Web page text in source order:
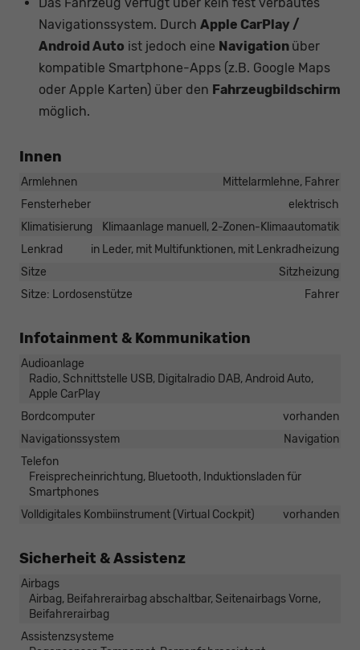
Das Fahrzeug verfügt über kein fest verbautes
Navigationssystem. Durch Apple CarPlay /
Android Auto ist jedoch eine Navigation über
kompatible Smartphone-Apps (z.B. Google Maps
oder Apple Karten) über den Fahrzeugbildschirm
möglich.
Innen
Armlehnen
Mittelarmlehne, Fahrer
Fensterheber
elektrisch
Klimatisierung
Klimaanlage manuell, 2-Zonen-Klimaautomatik
Lenkrad
in Leder, mit Multifunktionen, mit Lenkradheizung
Sitze
Sitzheizung
Sitze: Lordosenstütze
Fahrer
Infotainment & Kommunikation
Audioanlage
Radio, Schnittstelle USB, Digitalradio DAB, Android Auto,
Apple CarPlay
Bordcomputer
vorhanden
Navigationssystem
Navigation
Telefon
Freisprecheinrichtung, Bluetooth, Induktionsladen für
Smartphones
Volldigitales Kombiinstrument (Virtual Cockpit)
vorhanden
Sicherheit & Assistenz
Airbags
Airbag, Beifahrerairbag abschaltbar, Seitenairbags Vorne,
Beifahrerairbag
Assistenzsysteme